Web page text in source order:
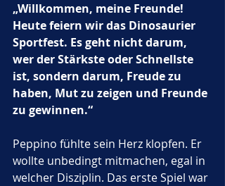
„Willkommen, meine Freunde!
Heute feiern wir das Dinosaurier
Sportfest. Es geht nicht darum,
wer der Stärkste oder Schnellste
ist, sondern darum, Freude zu
haben, Mut zu zeigen und Freunde
zu gewinnen.“
Peppino fühlte sein Herz klopfen. Er
wollte unbedingt mitmachen, egal in
welcher Disziplin. Das erste Spiel war